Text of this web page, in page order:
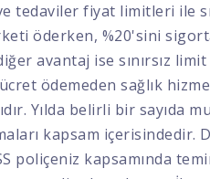
tedaviler fiyat limitleri ile
öderken, %20'sini
avantaj ise sınırsız limit
ödemeden sağlık
Yılda belirli bir sayıda
kapsam içerisindedir.
poliçeniz kapsamında